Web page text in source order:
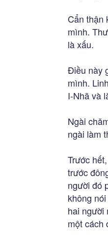
Cẩn thận
mình.
là xấu.
Điều này
mình.
I-Nhã và
Ngài
ngài làm
Trước
trước
người đó
không
hai người
một cách